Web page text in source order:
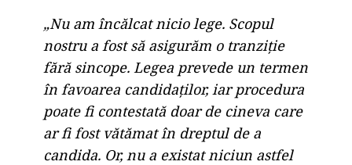
„Nu am încălcat nicio lege. Scopul
nostru a fost să asigurăm o tranziție
fără sincope. Legea prevede un termen
în favoarea candidaților, iar procedura
poate fi contestată doar de cineva care
ar fi fost vătămat în dreptul de a
candida. Or, nu a existat niciun astfel